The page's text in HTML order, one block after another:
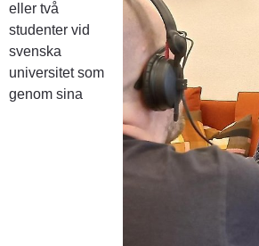
eller två
studenter vid
svenska
universitet som
genom sina